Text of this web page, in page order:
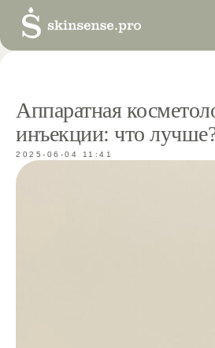
Аппаратная
инъекции: что
2025-06-04 11:41